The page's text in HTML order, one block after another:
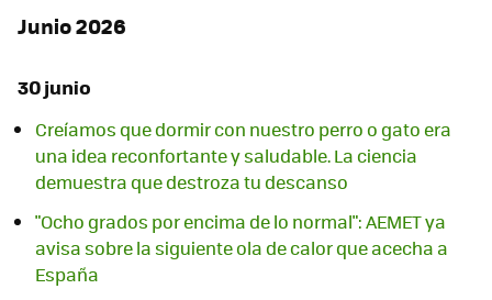
Junio 2026
30 junio
Creíamos que dormir con nuestro perro o gato era
una idea reconfortante y saludable. La ciencia
demuestra que destroza tu descanso
"Ocho grados por encima de lo normal": AEMET ya
avisa sobre la siguiente ola de calor que acecha a
España